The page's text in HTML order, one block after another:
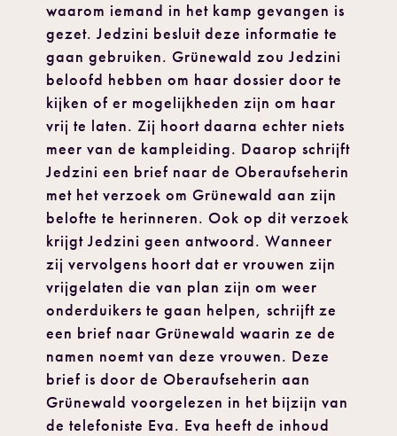
waarom iemand in het kamp gevangen is
gezet. Jedzini besluit deze informatie te
gaan gebruiken. Grünewald zou Jedzini
beloofd hebben om haar dossier door te
kijken of er mogelijkheden zijn om haar
vrij te laten. Zij hoort daarna echter niets
meer van de kampleiding. Daarop schrijft
Jedzini een brief naar de Oberaufseherin
met het verzoek om Grünewald aan zijn
belofte te herinneren. Ook op dit verzoek
krijgt Jedzini geen antwoord. Wanneer
zij vervolgens hoort dat er vrouwen zijn
vrijgelaten die van plan zijn om weer
onderduikers te gaan helpen, schrijft ze
een brief naar Grünewald waarin ze de
namen noemt van deze vrouwen. Deze
brief is door de Oberaufseherin aan
Grünewald voorgelezen in het bijzijn van
de telefoniste Eva. Eva heeft de inhoud